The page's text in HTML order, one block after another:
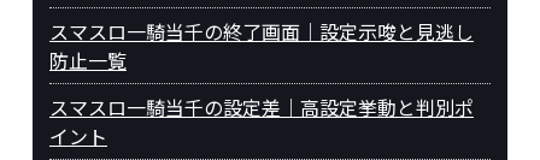
スマスロ一騎当千の終了画面｜設定示唆と見逃し
防止一覧
スマスロ一騎当千の設定差｜高設定挙動と判別ポ
イント